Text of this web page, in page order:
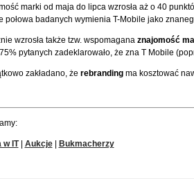
marki od maja do lipca wzrosła aż o 40
połowa badanych wymienia T-Mobile jako
wzrosła także tzw. wspomagana znajomość
pytanych zadeklarowało, że zna T Mobile
zakładano, że rebrandingma kosztować
w IT| Aukcje| Bukmacherzy